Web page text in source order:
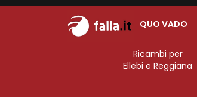
QUO VADO
Ricambi per
Ellebi e Reggiana